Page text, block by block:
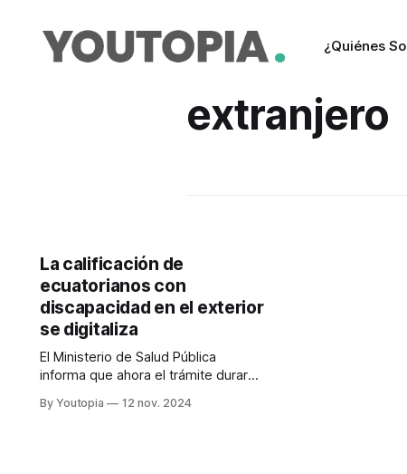
¿Quiénes
extranjero
La calificación de
ecuatorianos con
discapacidad en el exterior
se digitaliza
El Ministerio de Salud Pública
informa que ahora el trámite durará
By Youtopia 12 nov. 2024